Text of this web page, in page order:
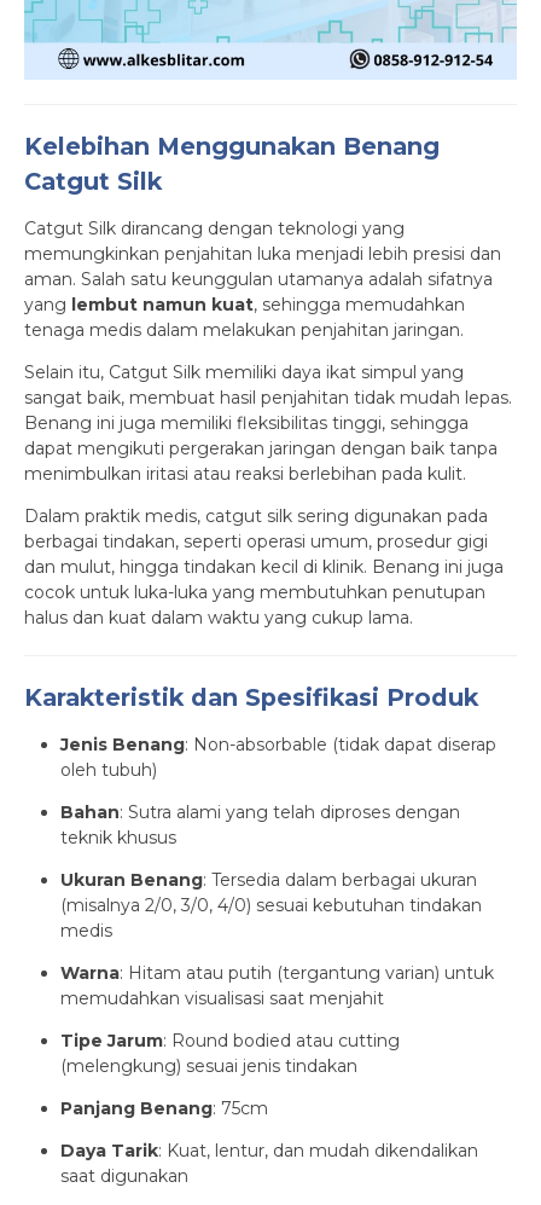
Kelebihan Menggunakan Benang
Catgut Silk
Catgut Silk dirancang dengan teknologi yang
memungkinkan penjahitan luka menjadi lebih presisi dan
aman. Salah satu keunggulan utamanya adalah sifatnya
yang lembut namun kuat, sehingga memudahkan
tenaga medis dalam melakukan penjahitan jaringan.
Selain itu, Catgut Silk memiliki daya ikat simpul yang
sangat baik, membuat hasil penjahitan tidak mudah lepas.
Benang ini juga memiliki fleksibilitas tinggi, sehingga
dapat mengikuti pergerakan jaringan dengan baik tanpa
menimbulkan iritasi atau reaksi berlebihan pada kulit.
Dalam praktik medis, catgut silk sering digunakan pada
berbagai tindakan, seperti operasi umum, prosedur gigi
dan mulut, hingga tindakan kecil di klinik. Benang ini juga
cocok untuk luka-luka yang membutuhkan penutupan
halus dan kuat dalam waktu yang cukup lama.
Karakteristik dan Spesifikasi Produk
Jenis Benang: Non-absorbable (tidak dapat diserap
oleh tubuh)
Bahan: Sutra alami yang telah diproses dengan
teknik khusus
Ukuran Benang: Tersedia dalam berbagai ukuran
(misalnya 2/0, 3/0, 4/0) sesuai kebutuhan tindakan
medis
Warna: Hitam atau putih (tergantung varian) untuk
memudahkan visualisasi saat menjahit
Tipe Jarum: Round bodied atau cutting
(melengkung) sesuai jenis tindakan
Panjang Benang: 75cm
Daya Tarik: Kuat, lentur, dan mudah dikendalikan
saat digunakan